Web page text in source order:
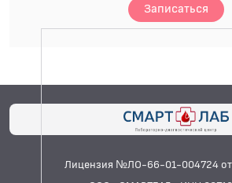
Записаться
Лицензия №ЛО-66-01-004724 от